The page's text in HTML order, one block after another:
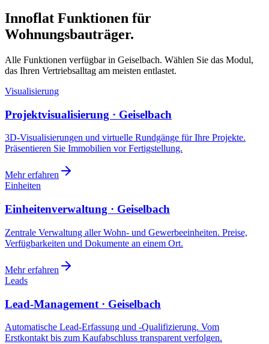
Innoflat Funktionen für
Wohnungsbauträger.
Alle Funktionen verfügbar in Geiselbach. Wählen Sie das Modul,
das Ihren Vertriebsalltag am meisten entlastet.
Visualisierung
Projektvisualisierung · Geiselbach
3D-Visualisierungen und virtuelle Rundgänge für Ihre Projekte.
Präsentieren Sie Immobilien vor Fertigstellung.
Mehr erfahren
Einheiten
Einheitenverwaltung · Geiselbach
Zentrale Verwaltung aller Wohn- und Gewerbeeinheiten. Preise,
Verfügbarkeiten und Dokumente an einem Ort.
Mehr erfahren
Leads
Lead-Management · Geiselbach
Automatische Lead-Erfassung und -Qualifizierung. Vom
Erstkontakt bis zum Kaufabschluss transparent verfolgen.